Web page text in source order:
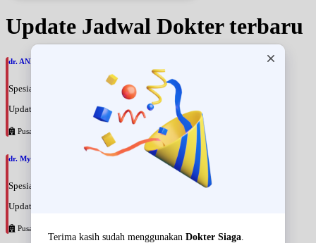
Update Jadwal Dokter terbaru
dr. ANNA ARIANE, SpPDKR
Spesialis: Penyakit Dalam
Update terakhir: 2026-08-09 17:28:07
Pusat Pertamina
dr. Myrna Martinus, SpPDKEMD
Spesialis: Penyakit Dalam
Update terakhir: 2026-08-09 17:25:38
Pusat Pertamina